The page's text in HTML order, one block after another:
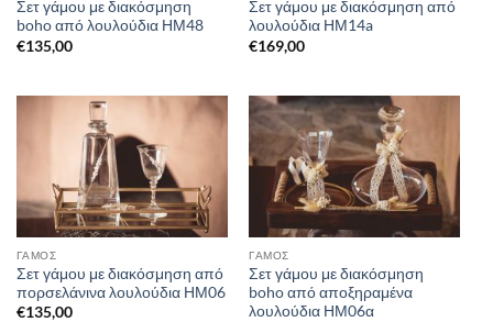
Σετ γάμου με διακόσμηση
boho από λουλούδια ΗΜ48
€135,00
Σετ γάμου με διακόσμηση από
λουλούδια ΗΜ14a
€169,00
ΓΑΜΟΣ
Σετ γάμου με διακόσμηση από
πορσελάνινα λουλούδια ΗΜ06
€135,00
ΓΑΜΟΣ
Σετ γάμου με διακόσμηση
boho από αποξηραμένα
λουλούδια ΗΜ06α